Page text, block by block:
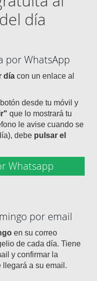
día
por WhatsApp
día con un enlace al
desde tu móvil y
que lo mostrará tu
le avise cuando se
debe pulsar el
Whatsapp
por email
en su correo
de cada día. Tiene
y confirmar la
a su email.